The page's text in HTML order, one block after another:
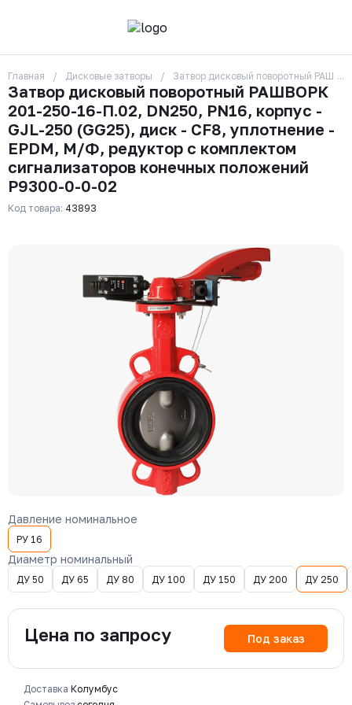
О компании
Контакты
Бренды
Отзывы
Сотрудники
Вакансии
Доставка
Оплата
Вопрос-ответ
+7 (495) 215-24-81zakaz325@ks-rus.com
Email для связи
Одинцово, Внуковская 9, пав. 31
Главная Дисковые затворы Затвор дисковый поворотный
Затвор дисковый поворотный РАШВОРК
201-250-16-П.02, DN250, PN16, корпус -
GJL-250 (GG25), диск - CF8, уплотнение -
EPDM, М/Ф, редуктор с комплектом
сигнализаторов конечных положений
Р9300-0-0-02
Код товара: 43893
Давление номинальное
РУ 16
Диаметр номинальный
ДУ 50 ДУ 65 ДУ 80 ДУ 100 ДУ 150 ДУ 200 ДУ 250
Цена по запросу Под заказ
Доставка Колумбус